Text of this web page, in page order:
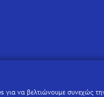
για να βελτιώνουμε συνεχώς